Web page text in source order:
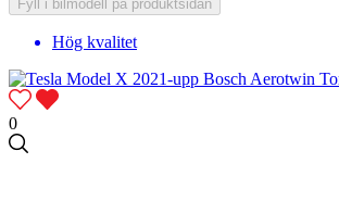
Fyll i bilmodell på produktsidan
Hög kvalitet
0